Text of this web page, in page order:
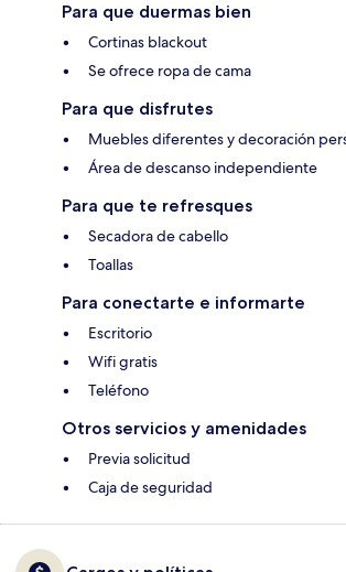
Para que duermas bien
Cortinas blackout
Se ofrece ropa de cama
Para que disfrutes
Muebles diferentes y decoración
Área de descanso independiente
Para que te refresques
Secadora de cabello
Toallas
Para conectarte e informarte
Escritorio
Wifi gratis
Teléfono
Otros servicios y amenidades
Previa solicitud
Caja de seguridad